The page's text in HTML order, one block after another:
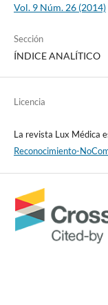
Vol. 9 Núm. 26 (2014)
Sección
ÍNDICE ANALÍTICO
Licencia
La revista Lux Médica
Reconocimiento-